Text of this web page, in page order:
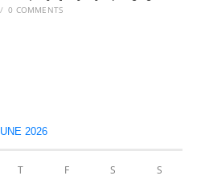
/ 0 COMMENTS
2026
T F S S